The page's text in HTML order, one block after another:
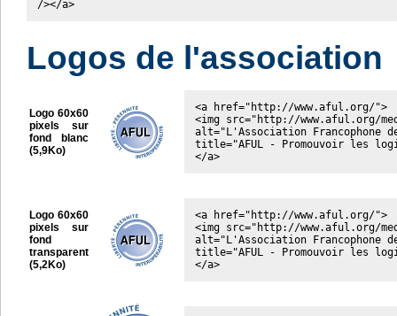
Logos de l'association
Logo 60x60
pixels sur
fond blanc
(5,9Ko)
<a href="http://www.aful.org/">
<img src="http://www.aful.org/
alt="L'Association
title="AFUL - Promouvoir les
</a>
Logo 60x60
pixels sur
fond
transparent
(5,2Ko)
<a href="http://www.aful.org/">
<img src="http://www.aful.org/
alt="L'Association
title="AFUL - Promouvoir les
</a>